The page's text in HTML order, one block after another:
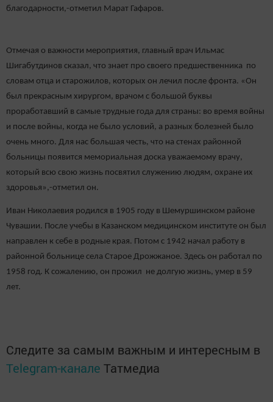
благодарности,-отметил Марат Гафаров.
Отмечая о важности мероприятия, главный врач Ильмас
Шигабутдинов сказал, что знает про своего предшественника по
словам отца и старожилов, которых он лечил после фронта. «Он
был прекрасным хирургом, врачом с большой буквы
проработавший в самые трудные года для страны: во время войны
и после войны, когда не было условий, а разных болезней было
очень много. Для нас большая честь, что на стенах районной
больницы появится мемориальная доска уважаемому врачу,
который всю свою жизнь посвятил служению людям, охране их
здоровья»,-отметил он.
Иван Николаевия родился в 1905 году в Шемуршинском районе
Чувашии. После учебы в Казанском медицинском институте он был
направлен к себе в родные края. Потом с 1942 начал работу в
районной больнице села Старое Дрожжаное. Здесь он работал по
1958 год. К сожалению, он прожил не долгую жизнь, умер в 59
лет.
Следите за самым важным и интересным в
Telegram-канале Татмедиа